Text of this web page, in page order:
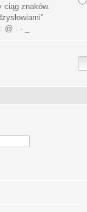
ciąg znaków.
"
@ . - _